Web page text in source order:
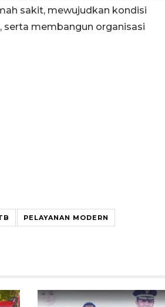
sakit, mewujudkan kondisi
serta membangun organisasi
PELAYANAN MODERN
5,29 persen